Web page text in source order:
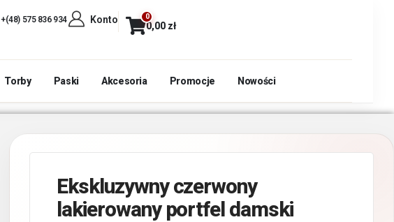
+(48) 575 836 934 Konto 0
0,00 zł
Torby Paski Akcesoria Promocje Nowości
Ekskluzywny czerwony
lakierowany portfel damski